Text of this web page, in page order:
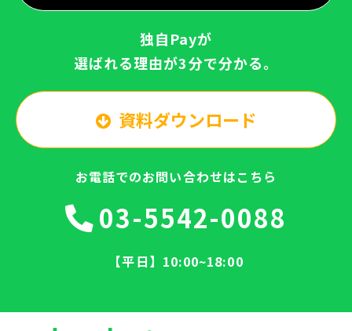
独自Payが
選ばれる理由が3分で分かる。
資料ダウンロード
お電話でのお問い合わせはこちら
03-5542-0088
【平日】10:00~18:00